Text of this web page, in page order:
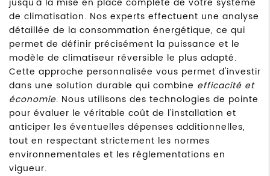
de climatisation. Nos experts effectuent une analyse
détaillée de la consommation énergétique, ce qui
permet de définir précisément la puissance et le
modèle de climatiseur réversible le plus adapté.
Cette approche personnalisée vous permet d'investir
dans une solution durable qui combine efficacité et
économie. Nous utilisons des technologies de pointe
pour évaluer le véritable coût de l'installation et
anticiper les éventuelles dépenses additionnelles,
tout en respectant strictement les normes
environnementales et les réglementations en
vigueur.